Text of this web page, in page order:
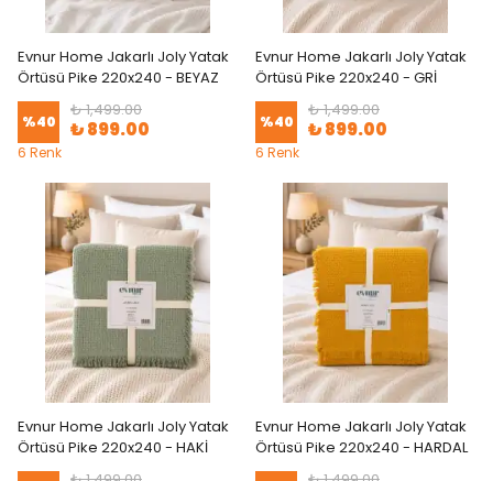
Evnur Home Jakarlı Joly Yatak
Örtüsü Pike 220x240 - BEYAZ
%40
₺ 1,499.00
₺ 899.00
6 Renk
Evnur Home Jakarlı Joly Yatak
Örtüsü Pike 220x240 - GRİ
%40
₺ 1,499.00
₺ 899.00
6 Renk
Evnur Home Jakarlı Joly Yatak
Örtüsü Pike 220x240 - HAKİ
Evnur Home Jakarlı Joly Yatak
Örtüsü Pike 220x240 - HARDAL